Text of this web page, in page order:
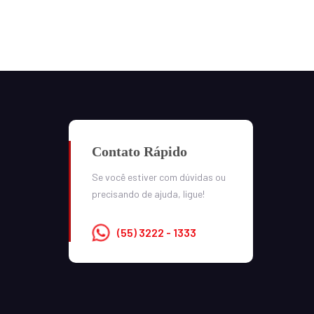
Contato Rápido
Se você estiver com dúvidas ou
precisando de ajuda, ligue!
(55) 3222 - 1333